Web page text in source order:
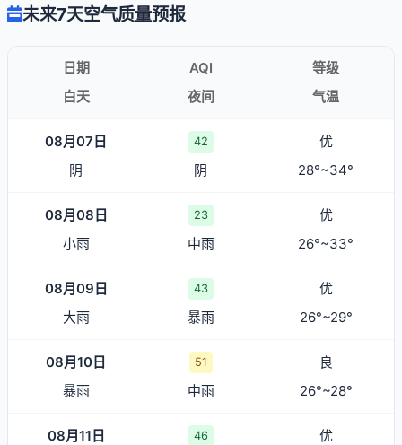
未来7天空气质量预报
日期 AQI
等级
白天
夜间 气温
08月07日 42
优
阴
阴 28°~34°
08月08日 23
优
小雨
中雨 26°~33°
08月09日 43
优
大雨
暴雨 26°~29°
08月10日 51
良
暴雨
中雨 26°~28°
08月11日 46
优